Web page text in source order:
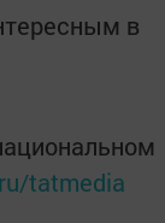
в
tatmedia